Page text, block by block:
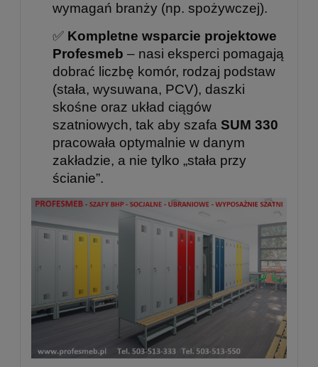
wymagań branży (np. spożywczej).
✅ Kompletne wsparcie projektowe
Profesmeb – nasi eksperci pomagają
dobrać liczbę komór, rodzaj podstaw
(stała, wysuwana, PCV), daszki
skośne oraz układ ciągów
szatniowych, tak aby szafa SUM 330
pracowała optymalnie w danym
zakładzie, a nie tylko „stała przy
ścianie”.